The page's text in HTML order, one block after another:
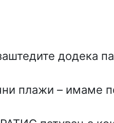
додека
плажи – имаме